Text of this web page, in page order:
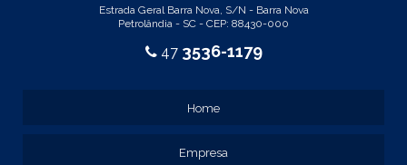
REF: 105015Estrada Geral Barra Nova, S/N - Barra Nova
Petrolândia - SC - CEP: 88430-000
47 3536-1179
Home
Empresa